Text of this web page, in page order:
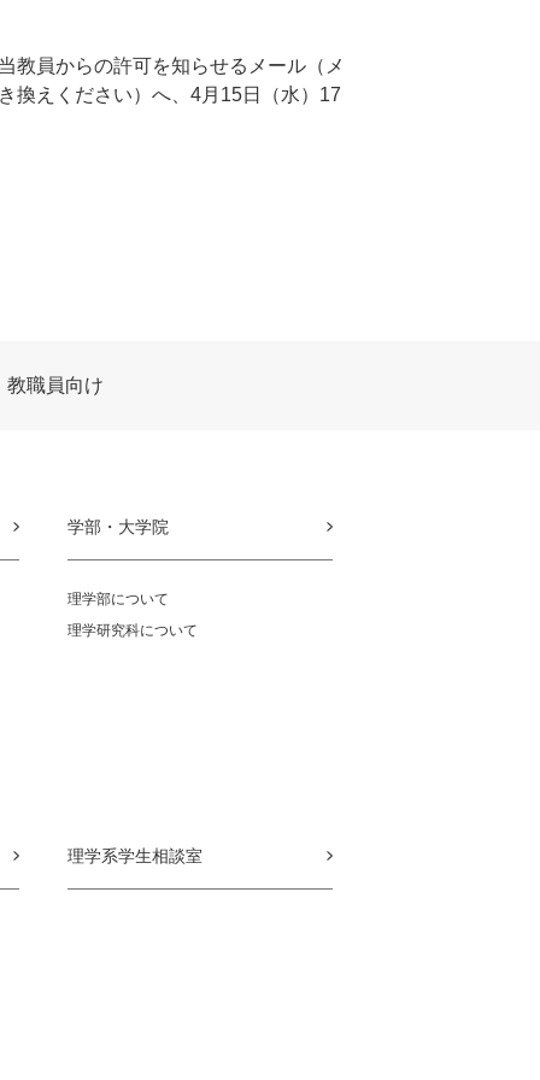
教員からの許可を知らせるメール（メ
換えください）へ、4月15日（水）17
教職員向け
学部・大学院
理学部について
理学研究科について
理学系学生相談室